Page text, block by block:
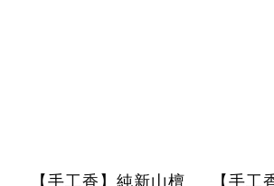
【手工香】純新山檀
【手工